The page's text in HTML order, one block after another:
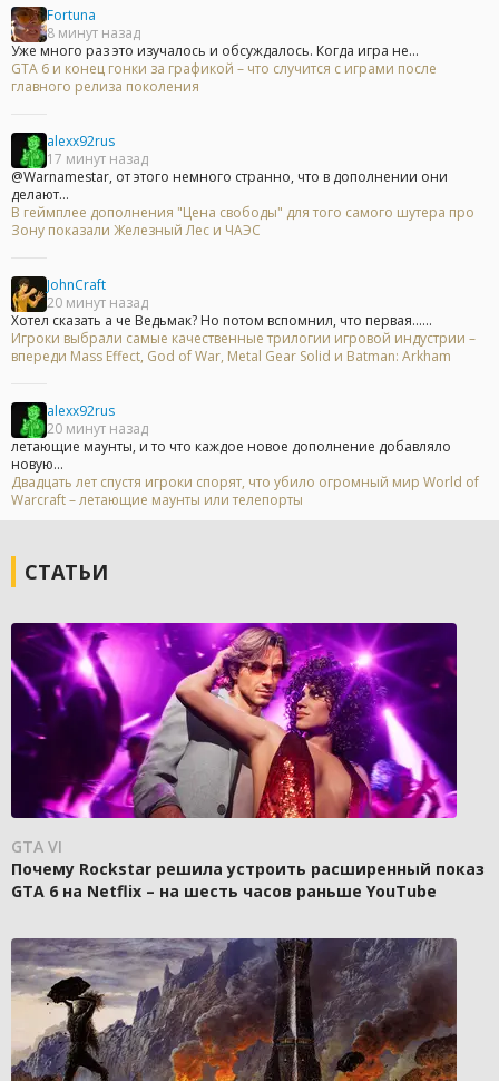
Fortuna
8 минут назад
Уже много раз это изучалось и обсуждалось. Когда игра не...
GTA 6 и конец гонки за графикой – что случится с играми после
главного релиза поколения
alexx92rus
17 минут назад
@Warnamestar, от этого немного странно, что в дополнении они
делают...
В геймплее дополнения "Цена свободы" для того самого шутера про
Зону показали Железный Лес и ЧАЭС
JohnCraft
20 минут назад
Хотел сказать а че Ведьмак? Но потом вспомнил, что первая......
Игроки выбрали самые качественные трилогии игровой индустрии –
впереди Mass Effect, God of War, Metal Gear Solid и Batman: Arkham
alexx92rus
20 минут назад
летающие маунты, и то что каждое новое дополнение добавляло
новую...
Двадцать лет спустя игроки спорят, что убило огромный мир World of
Warcraft – летающие маунты или телепорты
СТАТЬИ
GTA VI
Почему Rockstar решила устроить расширенный показ
GTA 6 на Netflix – на шесть часов раньше YouTube